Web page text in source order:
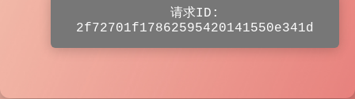
请求ID:
2f72701f17862595420141550e341d